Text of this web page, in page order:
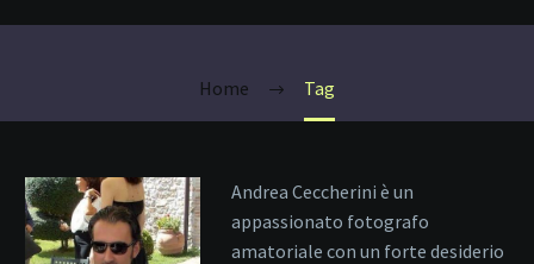
Home Tag
Andrea Ceccherini è un
appassionato fotografo
amatoriale con un forte desiderio